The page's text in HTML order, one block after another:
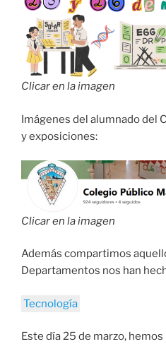
Clicar en la imagen
Imágenes del alumnado del
y exposiciones:
Clicar en la imagen
Además compartimos
Departamentos nos han
Tecnología
Este día 25 de marzo,